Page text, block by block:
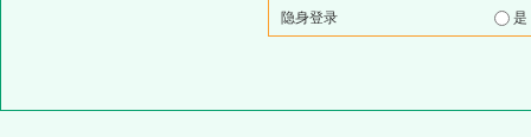
隐身登录